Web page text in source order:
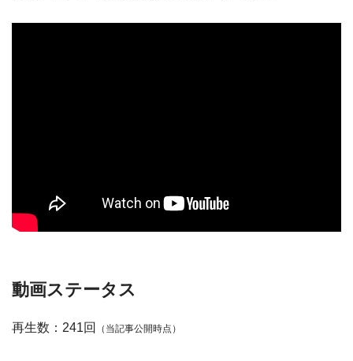
動画ステータス
再生数：241回 （当記事公開時点）